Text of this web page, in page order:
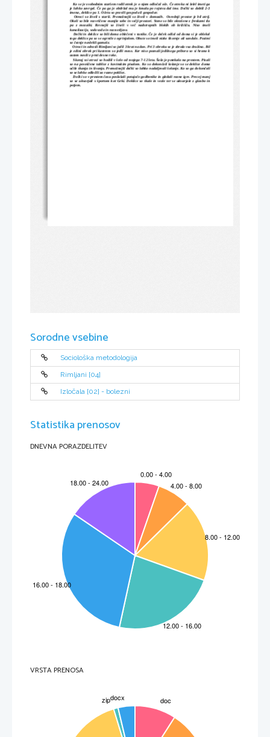
   Ko se je svobodnim staršem rodil otrok je o njem odločal oče. Če otroka ni želel imeti ga
je lahko zavrgel. Če pa ga je obdržal mu je kmalu po rojstvu dal ime. Dečki so dobili 2-3
imena, deklice pa 1. Očetu so pravili gospod ali gospodar.
    Otroci so živeli s starši. Premožnejši so živeli v domusih.  Osrednji prostor je bil atrij.
Okoli so bile razvrščene manjše sobe in večji prostori. Stene so bile okrašene z freskami tla
pa   z   mozaiki.   Revnejši   so   živeli   v   več   nadstropnih   blokih   ob   križišču.   Niso   imeli
kanalizacije, vodovoda in razsvetljave.
   Dečki in deklice so bili doma oblečeni v tunike. Če je deček odšel od doma si je oblekel
togo deklice pa so se ogrnile z ogrinjalom. Obute so imeli nizke škornje ali sandale. Pozimi
so čeznje navlekli gamaše.
   Otroci in odrasli Rimljani so jedli 3 krat na dan. Pri 3 obroku se je zbrala vsa družina. Bil
je edini obrok pri katerem so jedli meso. Ker niso poznali jedilnega pribora so si hrano k
ustom nosili z prsti desne roke.
   Skoraj vsi otroci so hodili v šolo od svojega 7-12 leta. Šola je potekala na prostem. Pisali
so na povoščene tablice z kovinskim pisalom. Ko so dokončali šolanje so se deklice doma
učile tkanja in šivanja. Premožnejši dečki so lahko nadaljevali šolanje. Ko so ga dokončali
so se lahko odločili za razne poklice.
   Dečki so v prostem času poslušali potujoče godbenike in gledali razne igre. Precej manj
so se ukvarjali s športom kot Grki. Deklice so tkale in vezle ter se ukvarjale z glasbo in
petjem.
Sorodne vsebine
Sociološka metodologija
Rimljani [04]
Izločala [02] - bolezni
Statistika prenosov
DNEVNA PORAZDELITEV
VRSTA PRENOSA